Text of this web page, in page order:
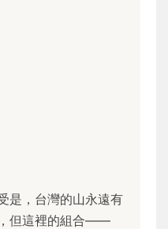
是，台灣的山永遠有
但這裡的組合——